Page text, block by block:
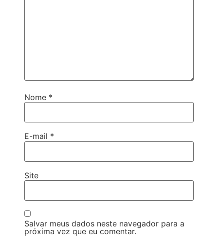
Nome *
E-mail *
Site
Salvar meus dados neste navegador para a
próxima vez que eu comentar.